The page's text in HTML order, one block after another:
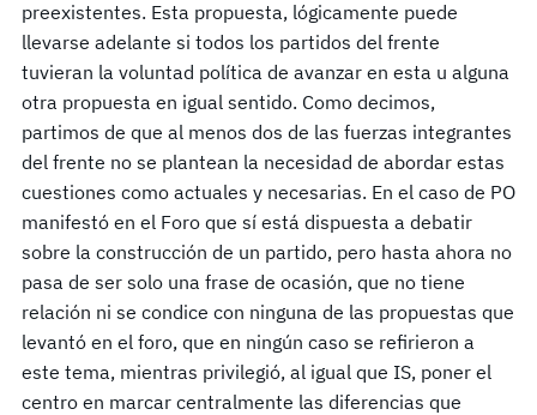
preexistentes. Esta propuesta, lógicamente puede
llevarse adelante si todos los partidos del frente
tuvieran la voluntad política de avanzar en esta u alguna
otra propuesta en igual sentido. Como decimos,
partimos de que al menos dos de las fuerzas integrantes
del frente no se plantean la necesidad de abordar estas
cuestiones como actuales y necesarias. En el caso de PO
manifestó en el Foro que sí está dispuesta a debatir
sobre la construcción de un partido, pero hasta ahora no
pasa de ser solo una frase de ocasión, que no tiene
relación ni se condice con ninguna de las propuestas que
levantó en el foro, que en ningún caso se refirieron a
este tema, mientras privilegió, al igual que IS, poner el
centro en marcar centralmente las diferencias que